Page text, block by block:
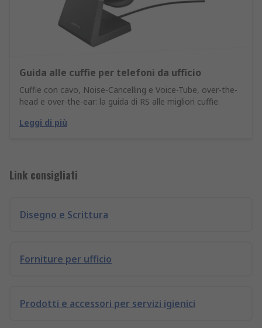
Guida alle cuffie per telefoni da ufficio
Cuffie con cavo, Noise-Cancelling e Voice-Tube, over-the-
head e over-the-ear: la guida di RS alle migliori cuffie.
Leggi di più
Link consigliati
Disegno e Scrittura
Forniture per ufficio
Prodotti e accessori per servizi igienici